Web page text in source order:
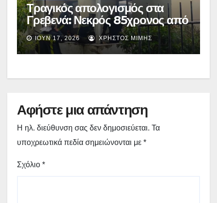
Τραγικός απολογισμός στα
Γρεβενά: Νεκρός 85χρονος από
πυρκαγιά σε σπίτι στον
Δεσπότη
ΙΟΎΝ 17, 2026 ΧΡΉΣΤΟΣ ΜΊΜΗΣ
Αφήστε μια απάντηση
Η ηλ. διεύθυνση σας δεν δημοσιεύεται. Τα
υποχρεωτικά πεδία σημειώνονται με *
Σχόλιο *